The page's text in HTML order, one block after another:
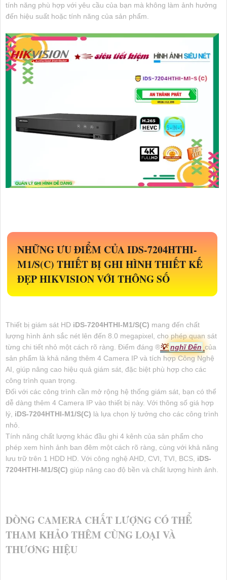
tính năng phù hợp với yêu cầu của bạn mà không làm ảnh hưởng
đến hiệu suất hoặc tính năng của sản phẩm.
NHỮNG ƯU ĐIỂM CỦAIDS-7204HTHI-
M1/S(C) THIẾT BỊ GHI HÌNH THIẾT KẾ
ĐẸP HIKVISION VỚI THÔNG SỐ
Thiết bị giám sát HD iDS-7204HTHI-M1/S(C) mang đến chất
lượng hình ảnh sắc nét lên đến 8.0 megapixel, cho phép quan sát
từng chi tiết nhỏ một cách rõ ràng. Điểm đáng ®️💡nghĩ Đến của
sản phẩm là khả năng thêm 4 Camera IP và tích hợp Công Nghệ
AI, giúp nâng cao hiệu quả giám sát, đặc biệt phù hợp cho các
công trình quan trọng.
Đối với các công trình cần mở rộng hệ thống giám sát, bạn có thể
dễ dàng thêm 4 Camera IP vào thiết bị này. Với thông số giá hợp
lý, iDS-7204HTHI-M1/S(C) là lựa chọn lý tưởng cho các công trình
nhỏ.
Tính năng chất lượng khác đầu ghi 4 kênh của sản phẩm cho
phép xem hình ảnh ban đêm một cách rõ ràng, cùng với khả năng
lưu trữ trên 1 HDD HD. Với công nghệ AHD, CVI, TVI, BCS, iDS-
7204HTHI-M1/S(C) giúp nâng cao độ bền và chất lượng hình ảnh.
DÒNG CAMERA CHẤT LƯỢNG CÓ THỂ
THAM KHẢO THÊM CÙNG LOẠI VÀ
THƯƠNG HIỆU